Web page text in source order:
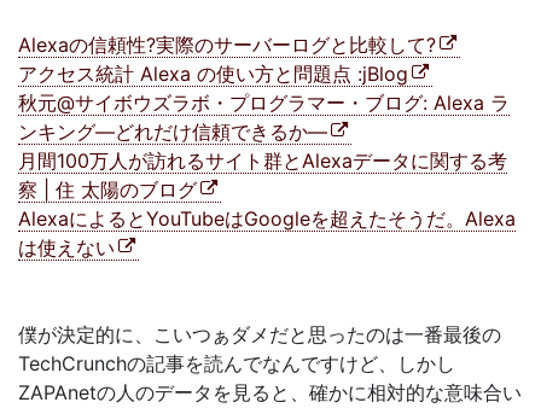
Alexaの信頼性?実際のサーバーログと比較して?
アクセス統計 Alexa の使い方と問題点 :jBlog
秋元@サイボウズラボ・プログラマー・ブログ: Alexa ラ
ンキング―どれだけ信頼できるか―
月間100万人が訪れるサイト群とAlexaデータに関する考
察 | 住 太陽のブログ
AlexaによるとYouTubeはGoogleを超えたそうだ。Alexa
は使えない
僕が決定的に、こいつぁダメだと思ったのは一番最後の
TechCrunchの記事を読んでなんですけど、しかし
ZAPAnetの人のデータを見ると、確かに相対的な意味合い